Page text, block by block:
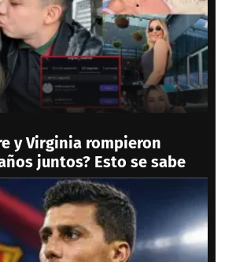
y Virginia rompieron
juntos? Esto se sabe